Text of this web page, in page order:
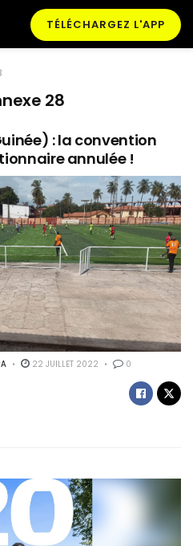
TÉLÉCHARGEZ L'APP
28
: la convention
annulée !
22 JUILLET 2022 0